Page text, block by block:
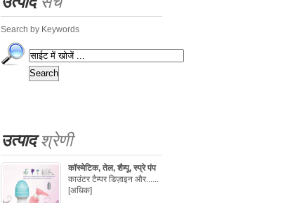
Search by Keywords
उत्पादश्रेणी
कॉस्मेटिक, तेल, शैम्पू, स्प्रे पंप
काउंटर टैम्पर डिज़ाइन और......
[अधिक]